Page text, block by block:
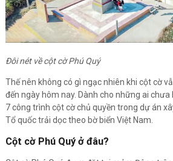
Đôi nét về cột cờ Phú Quý
Thế nên không có gì ngạc nhiên khi cột cờ
đến ngày hôm nay. Dành cho những ai
7 công trình cột cờ chủ quyền trong dự án
Tổ quốc trải dọc theo bờ biển Việt Nam.
Cột cờ Phú Quý ở đâu?